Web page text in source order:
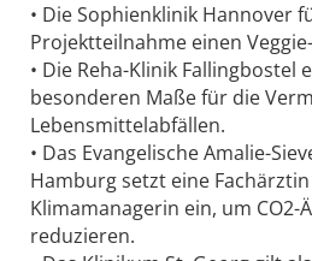
• Die Sophienklinik Hannover
Projektteilnahme einen
• Die Reha-Klinik Fallingbostel
besonderen Maße für die
Lebensmittelabfällen.
• Das Evangelische Amalie-
Hamburg setzt eine
Klimamanagerin ein, um CO2-
reduzieren.